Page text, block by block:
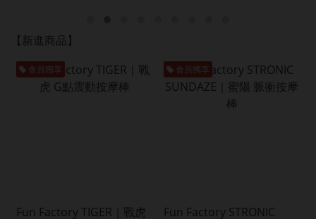
【新進商品】
會員獨享
Fun Factory TIGER｜戰虎
會員獨享
Fun Factory STRONIC